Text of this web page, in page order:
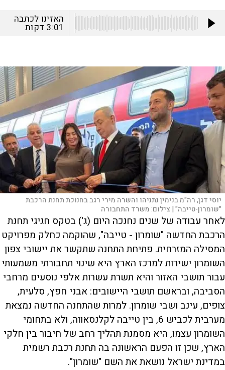
האזינו לכתבה
3:01 דקות
יוסי דגן, רה"מ בנימין נתניהו והשרה מירי רגב בחנוכת תחנת הרכבת
"שומרון-טייבה" | צילום:משרד התחבורה
לאחר עבודה של שנים נחנכה היום (ג') בטקס חגיגי תחנת
הרכבת החדשה "שומרון - טייבה", שהוקמה כחלק מפרויקט
המסילה המזרחית. פתיחת התחנה שתקשר את יישובי צפון
השומרון ישירות למרכז הארץ היא שינוי תחבורתי משמעותי
עבור תושבי האזור והיא תשרת עשרות אלפי נוסעים מרחבי
הסביבה, ובראשם תושבי היישובים: אבני חפץ, סלעית,
צופים, עינב ושבי שומרון. למרות שהתחנה החדשה נמצאת
מערבית לכביש 6, בין טייבה לקלנסאווה, ולא בתחומי
השומרון עצמו, היא מסמנת תהליך רחב של חיבור בין חלקי
הארץ, שכן זו הפעם הראשונה בה תחנת רכבת רשמית
במדינת ישראל נושאת את השם "שומרון".